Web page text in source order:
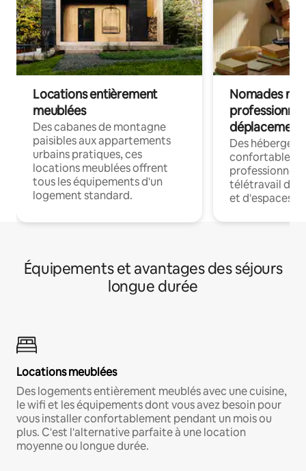
Locations entièrement
meublées
Des cabanes de montagne
paisibles aux appartements
urbains pratiques, ces
locations meublées offrent
tous les équipements d'un
logement standard.
Nomades
déplacement
Des
confortables
professionnels
télétravail
et d'espaces
Équipements et avantages des séjours
longue durée
Locations meublées
Des logements entièrement meublés avec une cuisine,
le wifi et les équipements dont vous avez besoin pour
vous installer confortablement pendant un mois ou
plus. C'est l'alternative parfaite à une location
moyenne ou longue durée.